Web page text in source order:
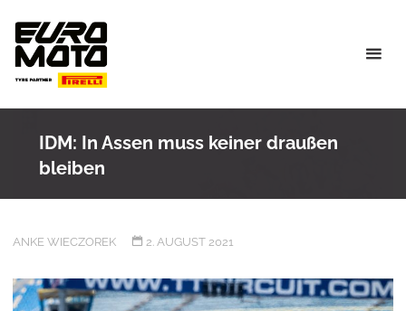
content
IDM: In Assen muss keiner draußen
bleiben
ANKE WIECZOREK 2. AUGUST 2021